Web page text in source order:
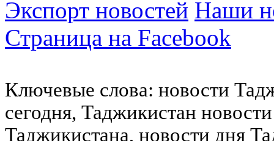
Экспорт новостей Наши
Страница на Facebook
Ключевые слова: новости
сегодня, Таджикистан
Таджикистана, новости дня